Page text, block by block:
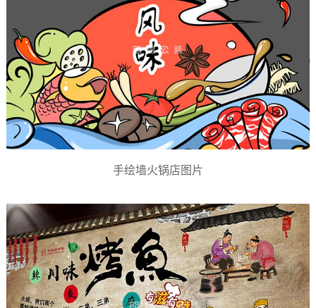
手绘墙火锅店图片